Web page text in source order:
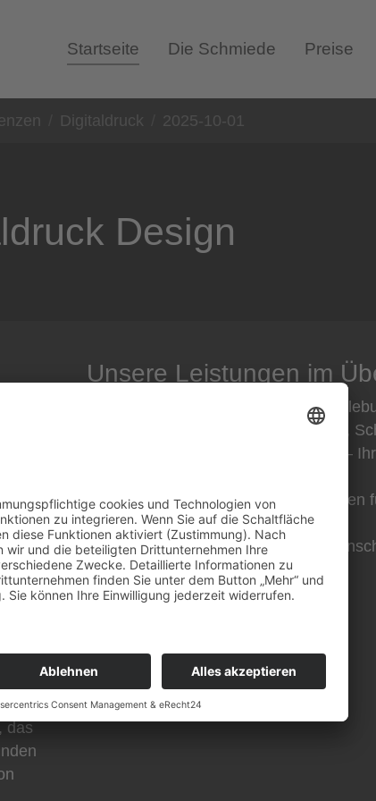
Startseite Die Schmiede Preise
Digitaldruck 2025-10-01
Design
Unsere Leistungen im
Car Wrapping – Teil- oder
Scheibentönung für mehr Komfort,
Digitaldruck mit eigenem Entwurf –
Auto-Folierung mit Designelementen
Look
Realisierung spezieller
Lösungen
das